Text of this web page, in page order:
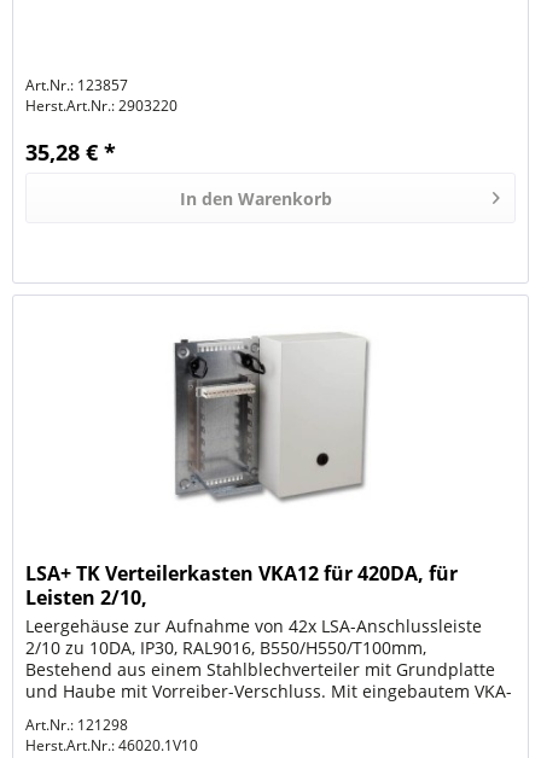
Art.Nr.: 123857
Herst.Art.Nr.:2903220
35,28 € *
In den Warenkorb
LSA+ TK Verteilerkasten VKA12 für 420DA, für
Leisten 2/10,
Leergehäuse zur Aufnahme von 42x LSA-Anschlussleiste
2/10 zu 10DA, IP30, RAL9016, B550/H550/T100mm,
Bestehend aus einem Stahlblechverteiler mit Grundplatte
und Haube mit Vorreiber-Verschluss. Mit eingebautem VKA-
Art.Nr.: 121298
Herst.Art.Nr.:46020.1V10